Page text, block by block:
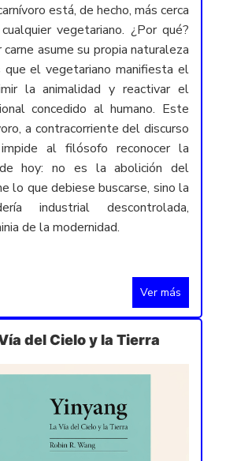
está, de hecho, más cerca
vegetariano. ¿Por qué?
asume su propia naturaleza
que el vegetariano manifiesta el
la animalidad y reactivar el
concedido al humano. Este
a contracorriente del discurso
al filósofo reconocer la
hoy: no es la abolición del
lo que debiese buscarse, sino la
industrial descontrolada,
de la modernidad.
Ver más
del Cielo y la Tierra